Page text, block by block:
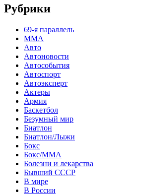
Рубрики
69-я параллель
MMA
Авто
Автоновости
Автособытия
Автоспорт
Автоэксперт
Актеры
Армия
Баскетбол
Безумный мир
Биатлон
Биатлон/Лыжи
Бокс
Бокс/MMA
Болезни и лекарства
Бывший СССР
В мире
В России